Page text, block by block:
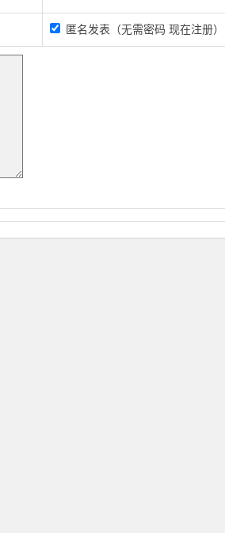
匿名发表（无需密码 现在注册）